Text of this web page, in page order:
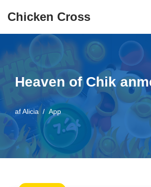
indhold
Chicken Cross
Heaven of Chik
afAlicia App